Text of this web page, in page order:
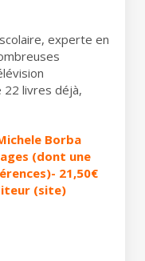
experte en
22 livres déjà,
Borba
(dont une
21,50€
(site)